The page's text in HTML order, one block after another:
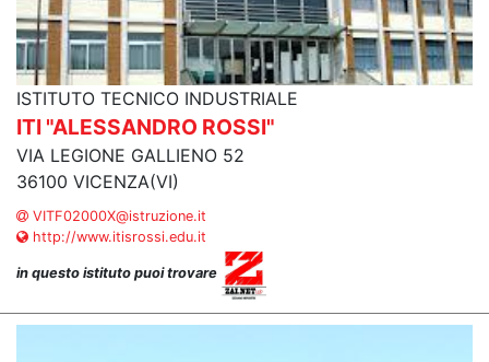
ISTITUTO TECNICO INDUSTRIALE
ITI "ALESSANDRO ROSSI"
VIA LEGIONE GALLIENO 52
36100 VICENZA(VI)
VITF02000X@istruzione.it
http://www.itisrossi.edu.it
in questo istituto puoi trovare